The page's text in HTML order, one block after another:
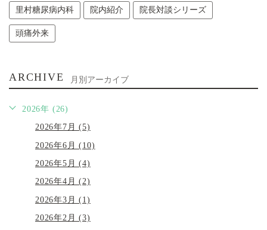
里村糖尿病内科 院内紹介 院長対談シリーズ
頭痛外来
ARCHIVE 月別アーカイブ
2026年 (26)
2026年7月 (5)
2026年6月 (10)
2026年5月 (4)
2026年4月 (2)
2026年3月 (1)
2026年2月 (3)